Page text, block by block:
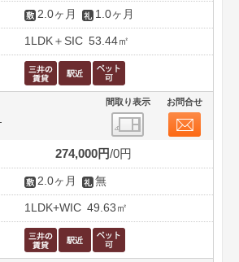
2.0ヶ月 1.0ヶ月
1LDK＋SIC 53.44㎡
間取り表示 お問合せ
274,000円 0円
2.0ヶ月 無
1LDK+WIC 49.63㎡